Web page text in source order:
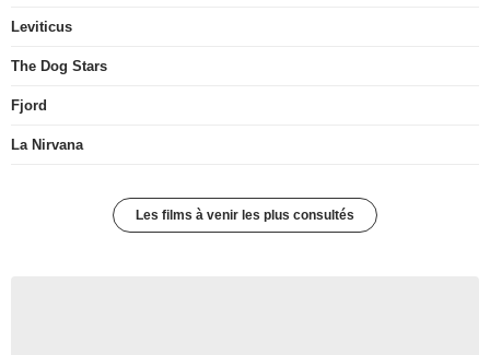
Leviticus
The Dog Stars
Fjord
La Nirvana
Les films à venir les plus consultés